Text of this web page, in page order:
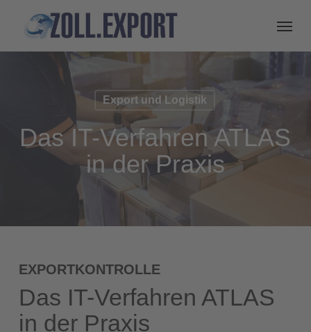
Export und Logistik
Das IT-Verfahren ATLAS
in der Praxis
EXPORTKONTROLLE
Das IT-Verfahren ATLAS
in der Praxis